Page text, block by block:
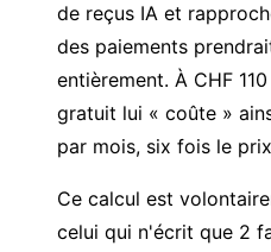
de reçus IA et
des paiements
entièrement. À CHF
gratuit lui « coûte »
par mois, six fois le
Ce calcul est
celui qui n'écrit que 2